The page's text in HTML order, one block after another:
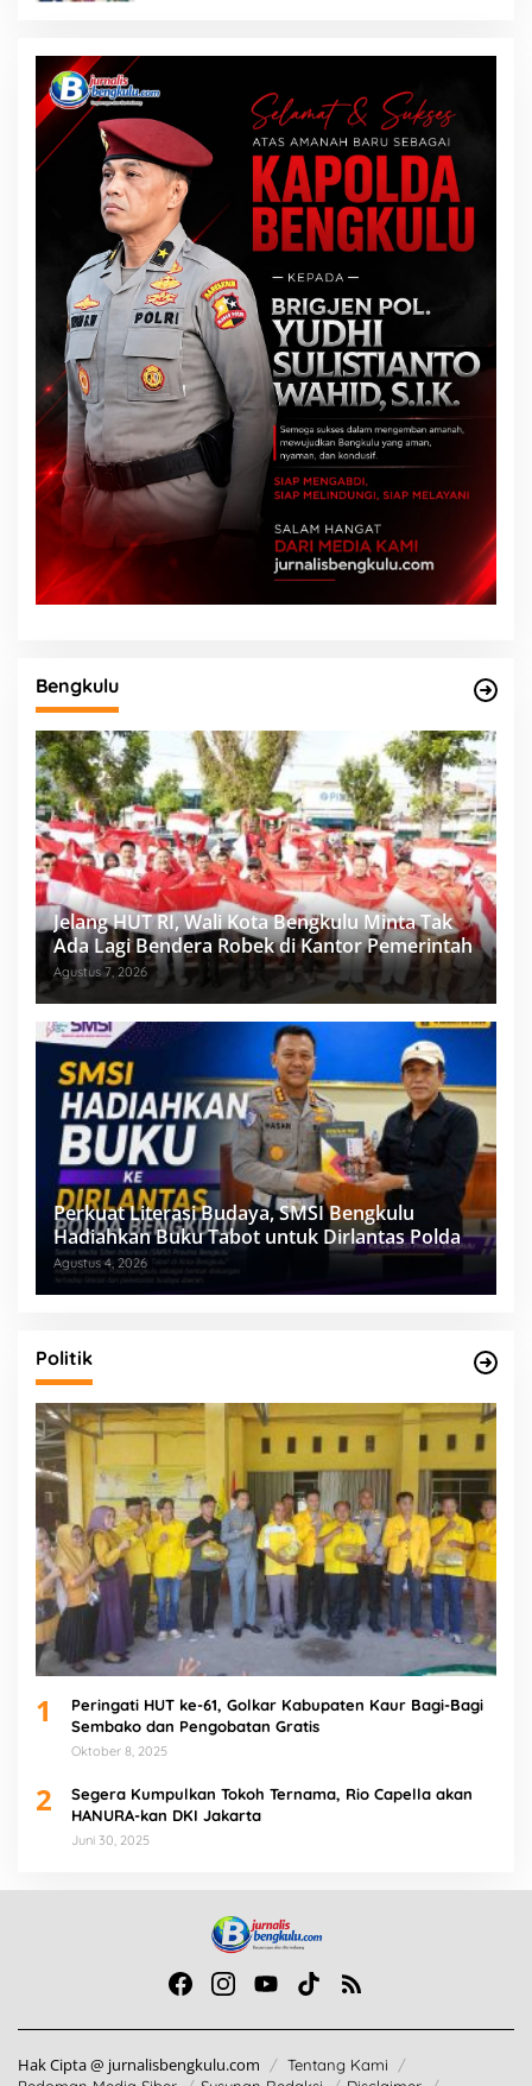
Bengkulu
Jelang HUT RI, Wali Kota Bengkulu Minta Tak
Ada Lagi Bendera Robek di Kantor Pemerintah
Agustus 7, 2026
Perkuat Literasi Budaya, SMSI Bengkulu
Hadiahkan Buku Tabot untuk Dirlantas Polda
Agustus 4, 2026
Politik
1
Peringati HUT ke-61, Golkar Kabupaten Kaur Bagi-Bagi
Sembako dan Pengobatan Gratis
Oktober 8, 2025
2
Segera Kumpulkan Tokoh Ternama, Rio Capella akan
HANURA-kan DKI Jakarta
Juni 30, 2025
Hak Cipta @ jurnalisbengkulu.com
Tentang Kami